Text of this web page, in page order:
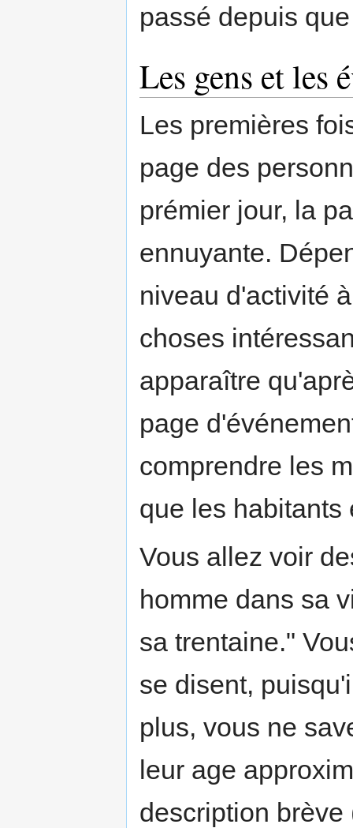
passé depuis
Les gens et les
Les premières
page des
prémier jour, la
ennuyante.
niveau d'activité
choses
apparaître
page
comprendre les
que les habitants
Vous allez voir
homme dans sa
sa trentaine."
se disent,
plus, vous ne
leur age
description